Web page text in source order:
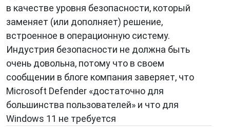
в качестве уровня безопасности, который
заменяет (или дополняет) решение,
встроенное в операционную систему.
Индустрия безопасности не должна быть
очень довольна, потому что в своем
сообщении в блоге компания заверяет, что
Microsoft Defender «достаточно для
большинства пользователей» и что для
Windows 11 не требуется